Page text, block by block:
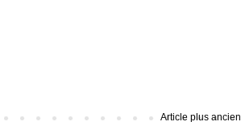
Article plus ancien